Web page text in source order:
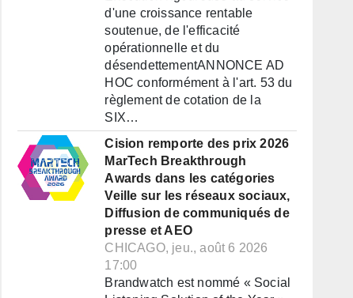
d'une croissance rentable
soutenue, de l'efficacité
opérationnelle et du
désendettementANNONCE AD
HOC conformément à l'art. 53 du
règlement de cotation de la
SIX…
Cision remporte des prix 2026
MarTech Breakthrough
Awards dans les catégories
Veille sur les réseaux sociaux,
Diffusion de communiqués de
presse et AEO
CHICAGO, jeu., août 6 2026
17:00
Brandwatch est nommé « Social